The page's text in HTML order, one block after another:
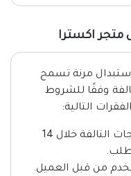
متجر اكسترا
مرنة تسمح
وفقًا للشروط
التالية:
يحق للمستهلك إرجاع المنتجات التالفة خلال 14
من قبل العميل.